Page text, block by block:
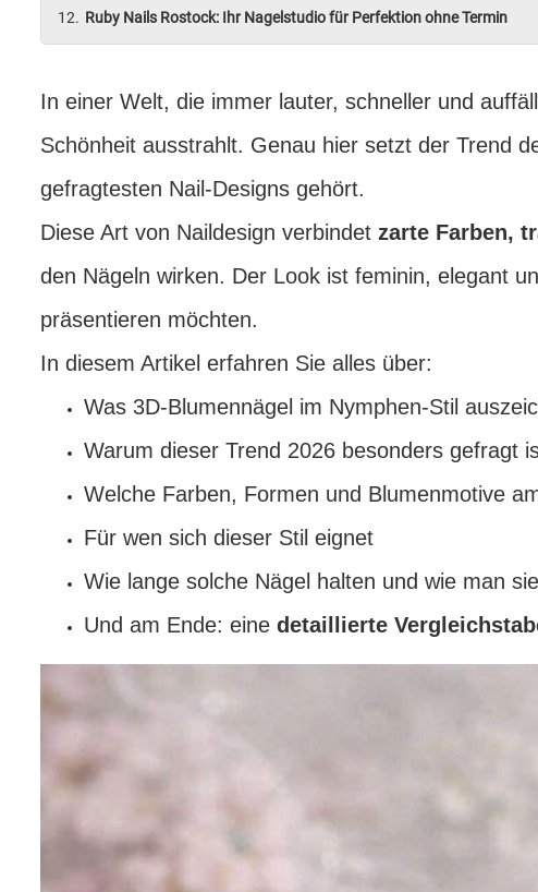
Ruby Nails Rostock: Ihr Nagelstudio für Perfektion ohne Termin
In einer Welt, die immer lauter, schneller und
Schönheit ausstrahlt. Genau hier setzt der Trend
gefragtesten Nail-Designs gehört.
Diese Art von Naildesign verbindet zarte Farben,
den Nägeln wirken. Der Look ist feminin, elegant
präsentieren möchten.
In diesem Artikel erfahren Sie alles über:
Was 3D-Blumennägel im Nymphen-Stil
Warum dieser Trend 2026 besonders gefragt
Welche Farben, Formen und Blumenmotive
Für wen sich dieser Stil eignet
Wie lange solche Nägel halten und wie man
Und am Ende: eine detaillierte